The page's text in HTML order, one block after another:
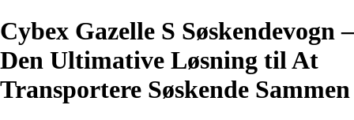
Cybex Gazelle S Søskendevogn –
Den Ultimative Løsning til At
Transportere Søskende Sammen